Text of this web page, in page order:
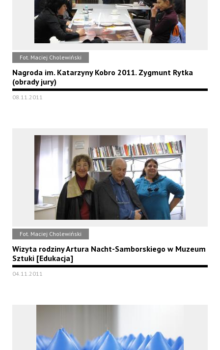
Fot. Maciej Cholewiński
Nagroda im. Katarzyny Kobro 2011. Zygmunt Rytka
(obrady jury)
08.11.2011
Fot. Maciej Cholewiński
Wizyta rodziny Artura Nacht-Samborskiego w Muzeum
Sztuki [Edukacja]
04.11.2011